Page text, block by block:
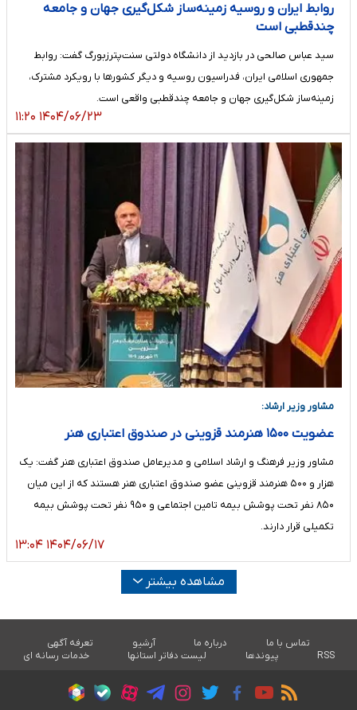
روابط ایران و روسیه زمینه‌ساز شکل‌گیری جهان و جامعه
چندقطبی است
سید عباس صالحی در بازدید از دانشگاه دولتی سنت‌پترزبورگ گفت: روابط
جمهوری اسلامی ایران، فدراسیون روسیه و دیگر کشورها با رویکرد مشترک،
زمینه‌ساز شکل‌گیری جهان و جامعه چندقطبی واقعی است.
۱۴۰۴/۰۶/۲۳ ۱۱:۲۰
مشاور وزیر ارشاد:
عضویت ۱۵۰۰ هنرمند قزوینی در صندوق اعتباری هنر
مشاور وزیر فرهنگ و ارشاد اسلامی و مدیرعامل صندوق اعتباری هنر گفت: یک
هزار و ۵۰۰ هنرمند قزوینی عضو صندوق اعتباری هنر هستند که از این میان
۸۵۰ نفر تحت پوشش بیمه تامین اجتماعی و ۹۵۰ نفر تحت پوشش بیمه
تکمیلی قرار دارند.
۱۴۰۴/۰۶/۱۷ ۱۳:۰۴
مشاهده بیشتر
تماس با ما درباره ما آرشیو
تعرفه آگهی
RSS
پیوندها لیست دفاتر استانها خدمات رسانه ای